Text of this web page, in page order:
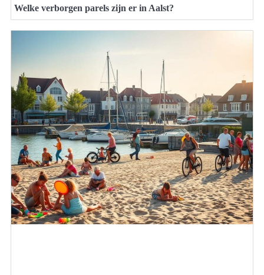
Welke verborgen parels zijn er in Aalst?